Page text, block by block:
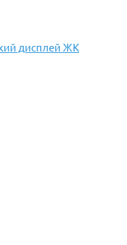
дисплей ЖК